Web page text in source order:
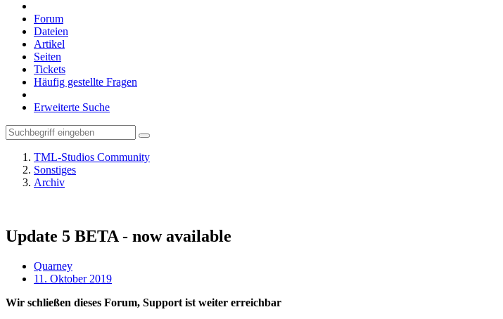
Forum
Dateien
Artikel
Seiten
Tickets
Häufig gestellte Fragen
Erweiterte Suche
TML-Studios Community
Sonstiges
Archiv
Update 5 BETA - now available
Quarney
11. Oktober 2019
Wir schließen dieses Forum, Support ist weiter erreichbar